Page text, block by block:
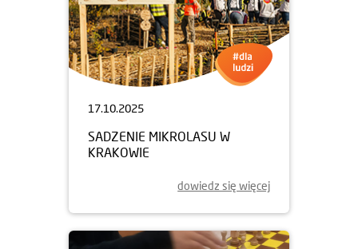
17.10.2025
SADZENIE MIKROLASU W
KRAKOWIE
dowiedz się więcej